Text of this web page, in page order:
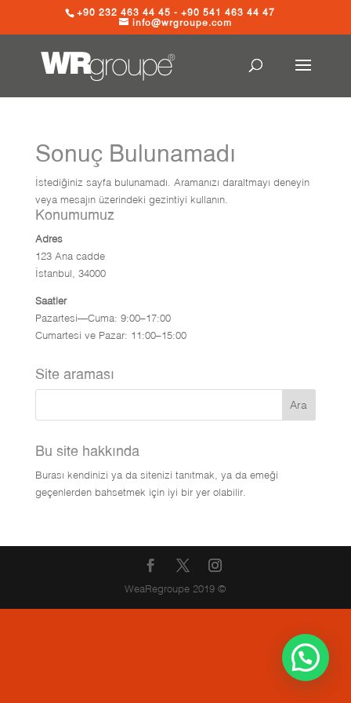
+90 232 463 44 45 - +90 541 463 44 47
info@wrgroupe.com
Sonuç Bulunamadı
İstediğiniz sayfa bulunamadı. Aramanızı daraltmayı deneyin
veya mesajın üzerindeki gezintiyi kullanın.
Konumumuz
Adres
123 Ana cadde
İstanbul, 34000
Saatler
Pazartesi—Cuma: 9:00–17:00
Cumartesi ve Pazar: 11:00–15:00
Site araması
Bu site hakkında
Burası kendinizi ya da sitenizi tanıtmak, ya da emeği
geçenlerden bahsetmek için iyi bir yer olabilir.
WeaRegroupe 2019 ©